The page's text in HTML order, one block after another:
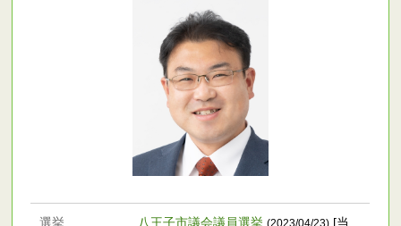
選挙 八王子市議会議員選挙 (2023/04/23) [当